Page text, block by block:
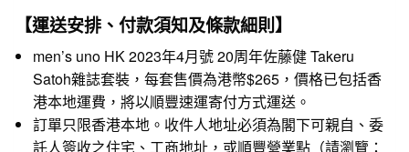
【運送安排、付款須知及條款細則】
men’s uno HK 2023年4月號 20周年佐藤健 Takeru
Satoh雜誌套裝，每套售價為港幣$265，價格已包括香
港本地運費，將以順豐速運寄付方式運送。
訂單只限香港本地。收件人地址必須為閣下可親自、委
託人簽收之住宅、工商地址，或順豐營業點（請瀏覽：